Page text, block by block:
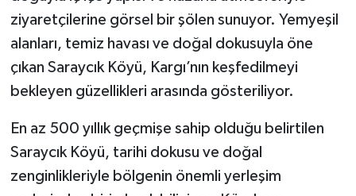
ziyaretçilerine görsel bir şölen sunuyor. Yemyeşil
alanları, temiz havası ve doğal dokusuyla öne
çıkan Saraycık Köyü, Kargı’nın keşfedilmeyi
bekleyen güzellikleri arasında gösteriliyor.
En az 500 yıllık geçmişe sahip olduğu belirtilen
Saraycık Köyü, tarihi dokusu ve doğal
zenginlikleriyle bölgenin önemli yerleşim